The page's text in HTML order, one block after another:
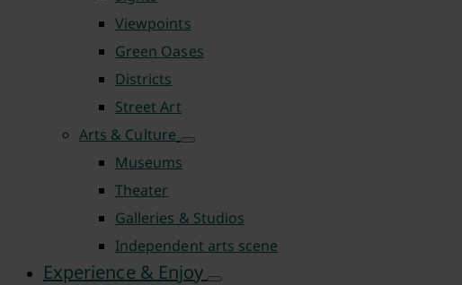
Viewpoints
Green Oases
Districts
Street Art
Arts & Culture
Museums
Theater
Galleries & Studios
Independent arts scene
Experience & Enjoy